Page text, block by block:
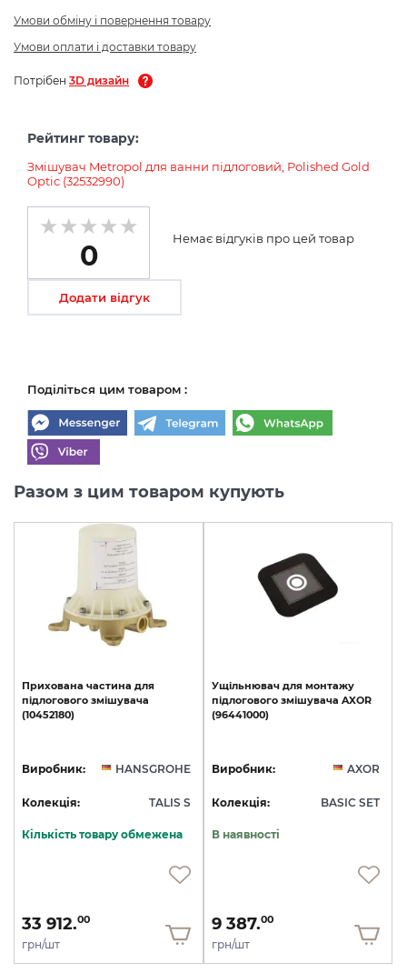
Умови обміну і повернення товару
Умови оплати і доставки товару
Потрібен 3D дизайн
Рейтинг товару:
Змішувач Metropol для ванни підлоговий, Polished Gold
Optic (32532990)
0
Немає відгуків про цей товар
Додати відгук
Поділіться цим товаром :
Разом з цим товаром купують
Прихована частина для
підлогового змішувача
(10452180)
Виробник: HANSGROHE
Колекція: TALIS S
Кількість товару обмежена
33 912.00
грн/шт
Ущільнювач для монтажу
підлогового змішувача AXOR
(96441000)
Виробник: AXOR
Колекція: BASIC SET
В наявності
9 387.00
грн/шт